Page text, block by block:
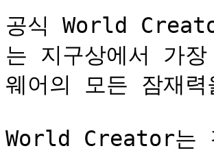
공식 World
는 지구상에서 가
웨어의 모든 잠재
World Creator는